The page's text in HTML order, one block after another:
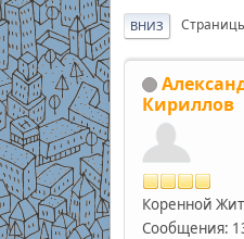
ВНИЗ
Кириллов
Коренной
Сообщения: